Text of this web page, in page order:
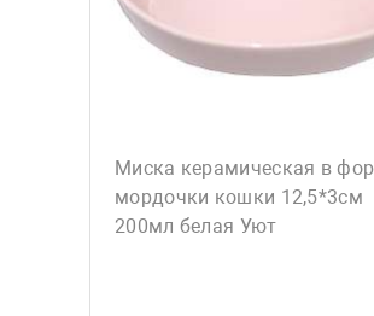
Миска керамическая в
мордочки кошки 12,5*3см
200мл белая Уют